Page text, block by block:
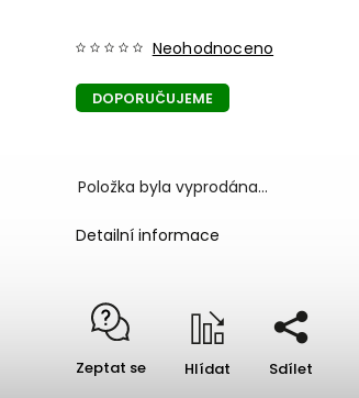
DOPORUČUJEME
Neohodnoceno
Položka byla vyprodána…
Detailní informace
Zeptat se Hlídat Sdílet